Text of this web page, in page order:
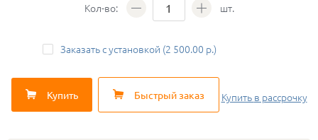
Кол-во: шт.
Заказать с установкой (2 500.00 р.)
Купить Быстрый заказ Купить в рассрочку